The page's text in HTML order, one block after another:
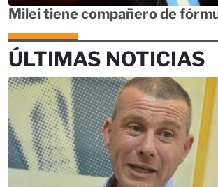
Milei tiene compañero de
ÚLTIMAS NOTICIAS